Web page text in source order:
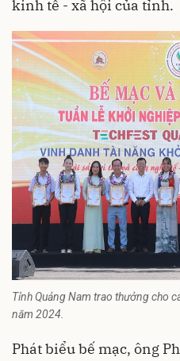
kinh tế - xã hội của tỉnh.
Tỉnh Quảng Nam trao thưởng cho
năm 2024.
Phát biểu bế mạc, ông